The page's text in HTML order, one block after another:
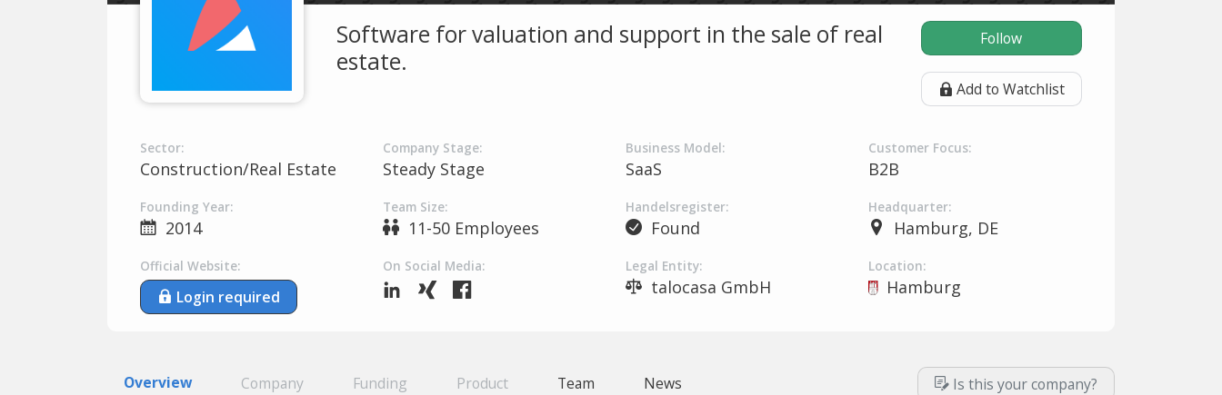
Software for valuation and support in the sale of real
estate.
Follow
Add to Watchlist
Sector:
Construction/Real Estate
Company Stage:
Steady Stage
Business Model:
SaaS
Customer Focus:
B2B
Founding Year:
2014
Team Size:
11-50 Employees
Handelsregister:
Found
Headquarter:
Hamburg, DE
Official Website:
Login required
On Social Media: Legal Entity:
talocasa GmbH
Location:
Hamburg
Overview Company Funding Product Team News Is this your company?